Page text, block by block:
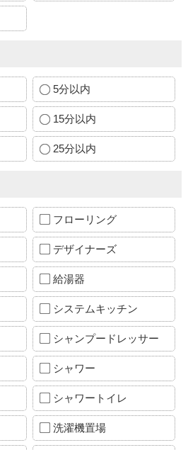
5分以内
15分以内
25分以内
フローリング
デザイナーズ
給湯器
システムキッチン
シャンプードレッサー
シャワー
シャワートイレ
洗濯機置場